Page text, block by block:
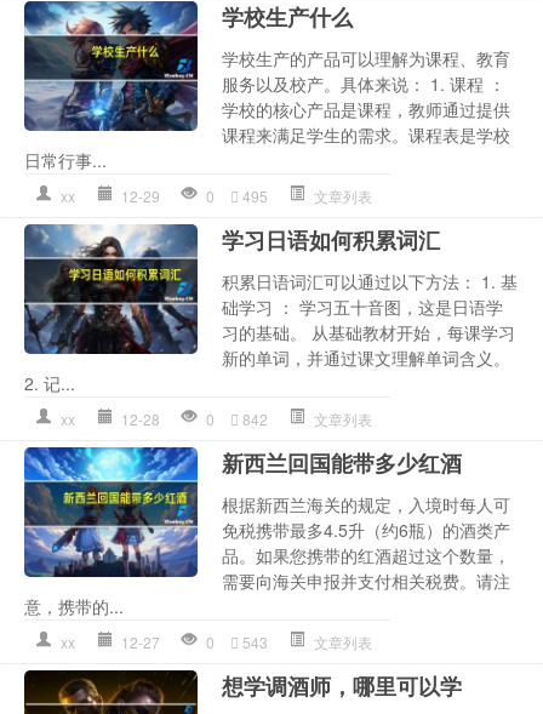
学校生产什么
学校生产的产品可以理解为课程、教育
服务以及校产。具体来说： 1. 课程 ：
学校的核心产品是课程，教师通过提供
课程来满足学生的需求。课程表是学校
日常行事...
xx 12-29 0 495 文章列表
学习日语如何积累词汇
积累日语词汇可以通过以下方法： 1. 基
础学习 ： 学习五十音图，这是日语学
习的基础。 从基础教材开始，每课学习
新的单词，并通过课文理解单词含义。
2. 记...
xx 12-28 0 842 文章列表
新西兰回国能带多少红酒
根据新西兰海关的规定，入境时每人可
免税携带最多4.5升（约6瓶）的酒类产
品。如果您携带的红酒超过这个数量，
需要向海关申报并支付相关税费。请注
意，携带的...
xx 12-27 0 543 文章列表
想学调酒师，哪里可以学